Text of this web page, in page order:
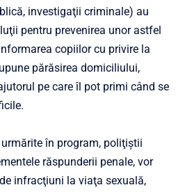
investigaţii criminale) au
pentru prevenirea unor astfel
copiilor cu privire la
părăsirea domiciliului,
pe care îl pot primi când se
în program, poliţiştii
răspunderii penale, vor
infracţiuni la viaţa sexuală,